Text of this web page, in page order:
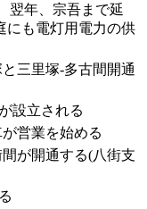
翌年、宗吾まで延
にも電灯用電力の供
三里塚-多古間開通
設立される
営業を始める
が開通する(八街支